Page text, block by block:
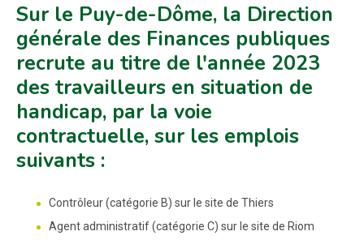
Sur le Puy-de-Dôme, la Direction
générale des Finances publiques
recrute au titre de l'année 2023
des travailleurs en situation de
handicap, par la voie
contractuelle, sur les emplois
suivants :
Contrôleur (catégorie B) sur le site de Thiers
Agent administratif (catégorie C) sur le site de Riom